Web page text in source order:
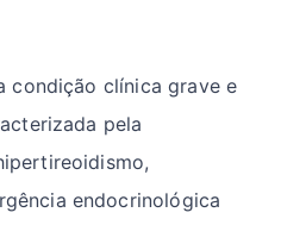
condição clínica grave e
pela
endocrinológica